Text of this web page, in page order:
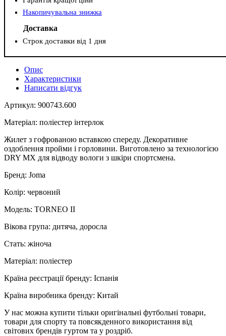
Накопичувальна знижка
Доставка
Строк доставки від 1 дня
Опис
Характеристики
Написати відгук
Артикул: 900743.600
Матеріал: поліестер інтерлок
Жилет з гофрованою вставкою спереду. Декоративне
оздоблення пройми і горловини. Виготовлено за технологією
DRY MX для відводу вологи з шкіри спортсмена.
Бренд: Joma
Колір: червоний
Модель: TORNEO II
Вікова група: дитяча, доросла
Стать: жіноча
Матеріал: поліестер
Країна реєстрації бренду: Іспанія
Країна виробника бренду: Китай
У нас можна купити тільки оригінальні футбольні товари,
товари для спорту та повсякденного використання від
світових брендів гуртом та у роздріб.